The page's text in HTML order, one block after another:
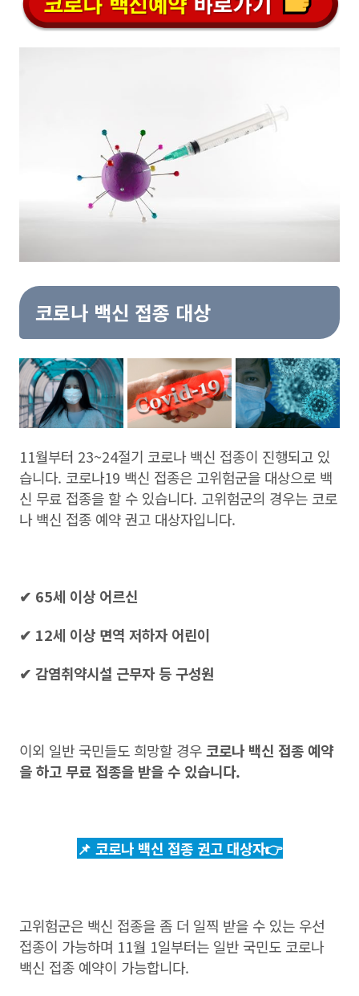
코로나 백신 접종 대상
11월부터 23~24절기 코로나 백신 접종이 진행되고 있
습니다. 코로나19 백신 접종은 고위험군을 대상으로 백
신 무료 접종을 할 수 있습니다. 고위험군의 경우는 코로
나 백신 접종 예약 권고 대상자입니다.
✔ 65세 이상 어르신
✔ 12세 이상 면역 저하자 어린이
✔ 감염취약시설 근무자 등 구성원
이외 일반 국민들도 희망할 경우코로나 백신 접종 예약
을 하고 무료 접종을 받을 수 있습니다.
📌 코로나 백신 접종 권고 대상자👉
고위험군은 백신 접종을 좀 더 일찍 받을 수 있는 우선
접종이 가능하며 11월 1일부터는 일반 국민도 코로나
백신 접종 예약이 가능합니다.